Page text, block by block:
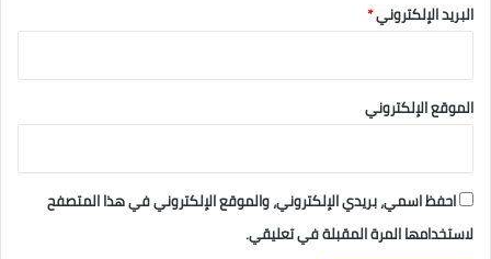
البريد الإلكتروني*
الموقع الإلكتروني
احفظ اسمي، بريدي الإلكتروني، والموقع الإلكتروني في هذا المتصفح
لاستخدامها المرة المقبلة في تعليقي.